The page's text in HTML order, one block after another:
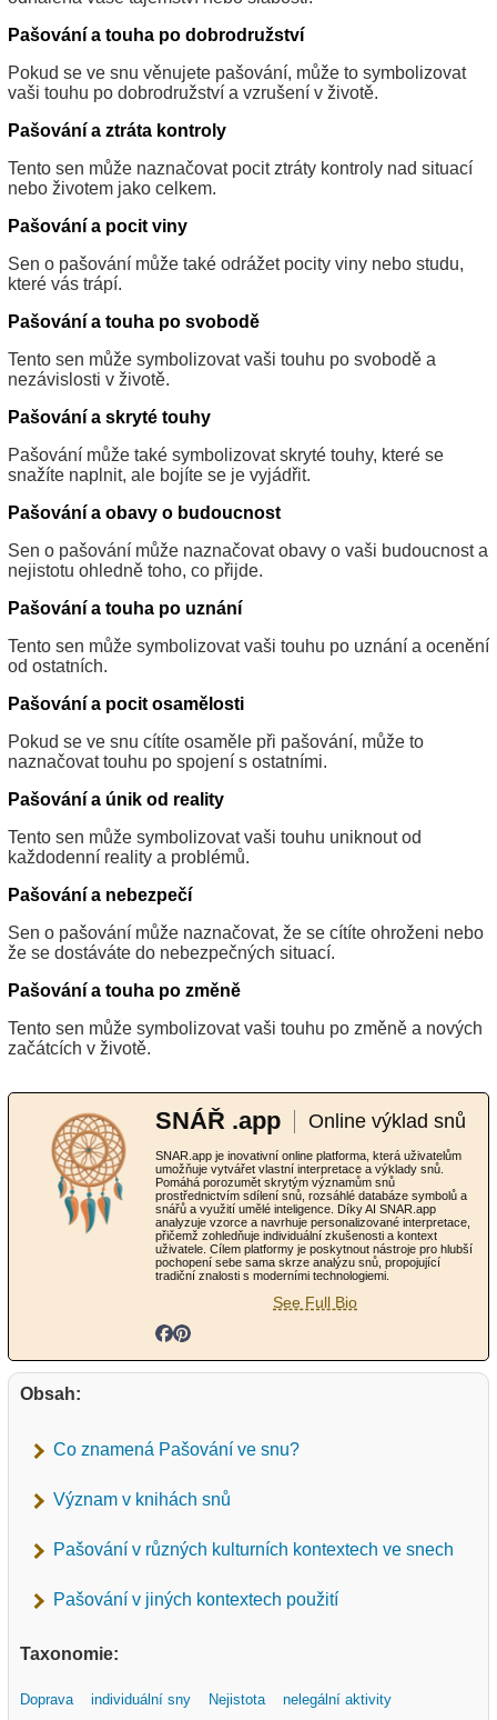
Pašování a touha po dobrodružství
Pokud se ve snu věnujete pašování, může to symbolizovat
vaši touhu po dobrodružství a vzrušení v životě.
Pašování a ztráta kontroly
Tento sen může naznačovat pocit ztráty kontroly nad situací
nebo životem jako celkem.
Pašování a pocit viny
Sen o pašování může také odrážet pocity viny nebo studu,
které vás trápí.
Pašování a touha po svobodě
Tento sen může symbolizovat vaši touhu po svobodě a
nezávislosti v životě.
Pašování a skryté touhy
Pašování může také symbolizovat skryté touhy, které se
snažíte naplnit, ale bojíte se je vyjádřit.
Pašování a obavy o budoucnost
Sen o pašování může naznačovat obavy o vaši budoucnost a
nejistotu ohledně toho, co přijde.
Pašování a touha po uznání
Tento sen může symbolizovat vaši touhu po uznání a ocenění
od ostatních.
Pašování a pocit osamělosti
Pokud se ve snu cítíte osaměle při pašování, může to
naznačovat touhu po spojení s ostatními.
Pašování a únik od reality
Tento sen může symbolizovat vaši touhu uniknout od
každodenní reality a problémů.
Pašování a nebezpečí
Sen o pašování může naznačovat, že se cítíte ohroženi nebo
že se dostáváte do nebezpečných situací.
Pašování a touha po změně
Tento sen může symbolizovat vaši touhu po změně a nových
začátcích v životě.
SNÁŘ .app Online výklad snů
SNAR.app je inovativní online platforma, která uživatelům
umožňuje vytvářet vlastní interpretace a výklady snů.
Pomáhá porozumět skrytým významům snů
prostřednictvím sdílení snů, rozsáhlé databáze symbolů a
snářů a využití umělé inteligence. Díky AI SNAR.app
analyzuje vzorce a navrhuje personalizované interpretace,
přičemž zohledňuje individuální zkušenosti a kontext
uživatele. Cílem platformy je poskytnout nástroje pro hlubší
pochopení sebe sama skrze analýzu snů, propojující
tradiční znalosti s moderními technologiemi.
See Full Bio
Obsah:
Co znamená Pašování ve snu?
Význam v knihách snů
Pašování v různých kulturních kontextech ve snech
Pašování v jiných kontextech použití
Taxonomie:
Doprava individuální sny Nejistota
nelegální aktivity